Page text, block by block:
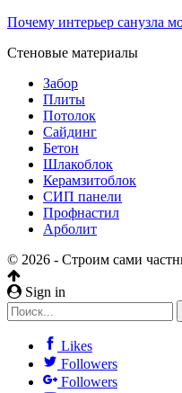
Почему интерьер санузла
Стеновые материалы
Забор
Плиты
Потолок
Сайдинг
Бетон
Шлакоблок
Керамзитоблок
СИП панели
Профнастил
Арболит
© 2026 - Строим сами
Sign in
Likes
Followers
Followers